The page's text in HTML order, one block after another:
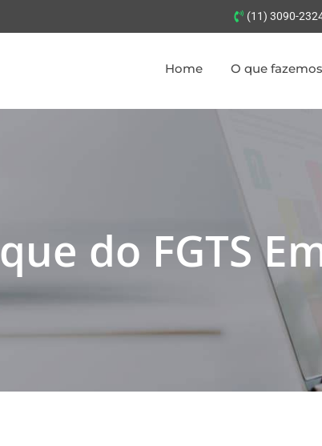
(11) 3090-
Home O que fazemos
do FGTS